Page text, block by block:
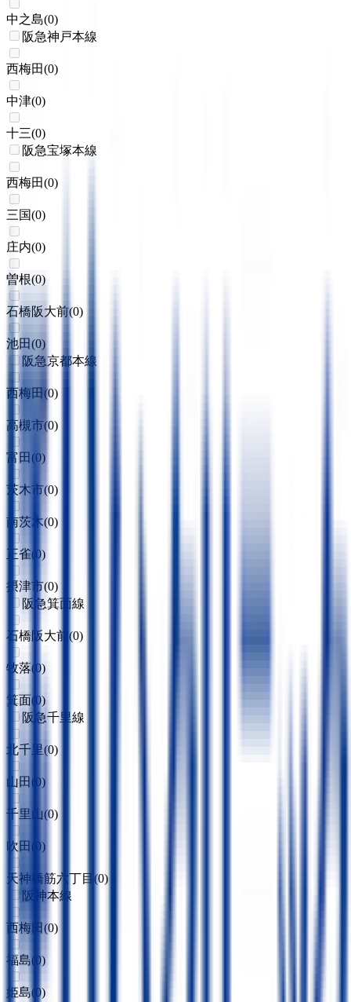
中之島(0)
阪急神戸本線
西梅田(0)
中津(0)
十三(0)
阪急宝塚本線
西梅田(0)
三国(0)
庄内(0)
曽根(0)
石橋阪大前(0)
池田(0)
阪急京都本線
西梅田 (0)
高槻市(0)
富田 (0)
茨木市(0)
南茨木(0)
正雀(0)
摂津市(0)
阪急箕面線
石橋阪大前 (0)
牧落(0)
箕面(0)
阪急千里線
北千里(0)
山田 ( 0)
千里山(0)
吹田 ( 0)
天神橋筋六丁目 (0)
阪神本線
西梅田(0)
福島( 0)
姫島( 0)